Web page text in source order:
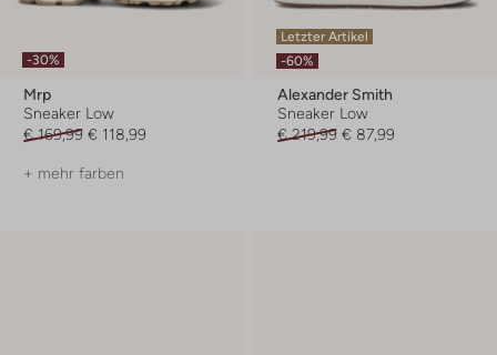
-30%
Mrp
Sneaker Low
€ 169,99 € 118,99
+ mehr farben
Letzter Artikel
-60%
Alexander Smith
Sneaker Low
€ 219,99 € 87,99